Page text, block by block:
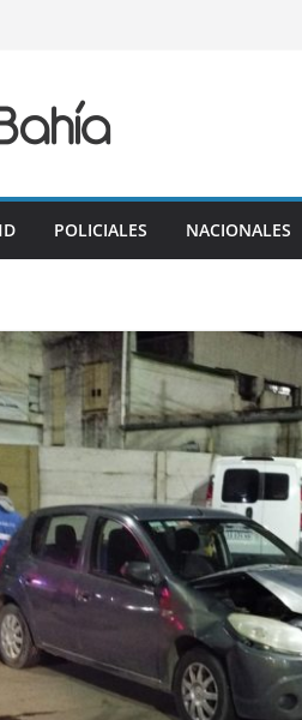
POLICIALES NACIONALES